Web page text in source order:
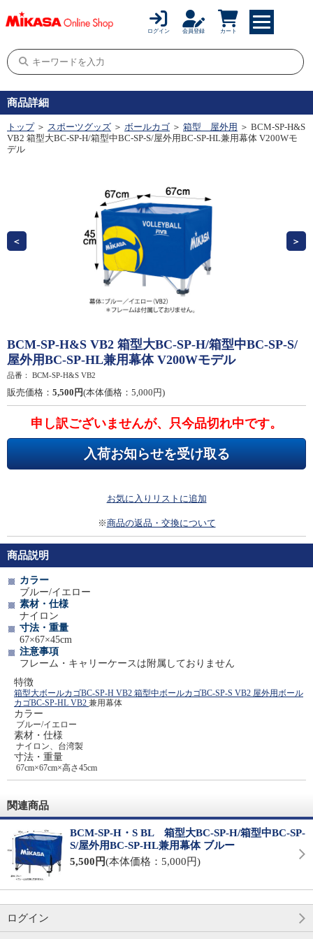
ログイン 会員登録 カート
商品詳細
トップ ＞ スポーツグッズ ＞ ボールカゴ ＞ 箱型 屋外用 ＞ BCM-SP-H&S
VB2 箱型大BC-SP-H/箱型中BC-SP-S/屋外用BC-SP-HL兼用幕体 V200Wモ
デル
BCM-SP-H&S VB2 箱型大BC-SP-H/箱型中BC-SP-S/
屋外用BC-SP-HL兼用幕体 V200Wモデル
品番： BCM-SP-H&S VB2
販売価格： 5,500円(本体価格：5,000円)
申し訳ございませんが、只今品切れ中です。
入荷お知らせを受け取る
お気に入りリストに追加
※商品の返品・交換について
商品説明
カラー
ブルー/イエロー
素材・仕様
ナイロン
寸法・重量
67×67×45cm
注意事項
フレーム・キャリーケースは附属しておりません
特徴
箱型大ボールカゴBC-SP-H VB2 箱型中ボールカゴBC-SP-S VB2 屋外用ボール
カゴBC-SP-HL VB2 兼用幕体
カラー
ブルー/イエロー
素材・仕様
ナイロン、台湾製
寸法・重量
67cm×67cm×高さ45cm
関連商品
BCM-SP-H・S BL 箱型大BC-SP-H/箱型中BC-SP-
S/屋外用BC-SP-HL兼用幕体 ブルー
5,500円(本体価格：5,000円)
ログイン